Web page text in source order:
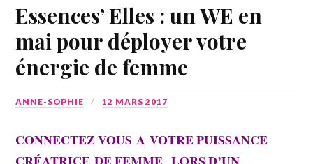
Essences’ Elles : un WE en
mai pour déployer votre
énergie de femme
ANNE-SOPHIE 12 MARS 2017
CONNECTEZ VOUS A VOTRE PUISSANCE